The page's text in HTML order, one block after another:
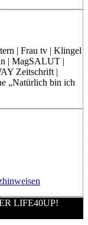
| Frau tv | Klingel
| MagSALUT |
Zeitschrift |
„Natürlich bin ich
LIFE40UP!